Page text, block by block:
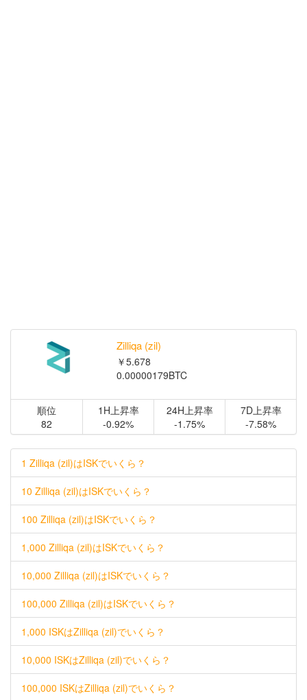
Zilliqa (zil)
￥5.678
0.00000179BTC
順位
82
1H上昇率
-0.92%
24H上昇率
-1.75%
7D上昇率
-7.58%
1 Zilliqa (zil)はISKでいくら？
10 Zilliqa (zil)はISKでいくら？
100 Zilliqa (zil)はISKでいくら？
1,000 Zilliqa (zil)はISKでいくら？
10,000 Zilliqa (zil)はISKでいくら？
100,000 Zilliqa (zil)はISKでいくら？
1,000 ISKはZilliqa (zil)でいくら？
10,000 ISKはZilliqa (zil)でいくら？
100,000 ISKはZilliqa (zil)でいくら？